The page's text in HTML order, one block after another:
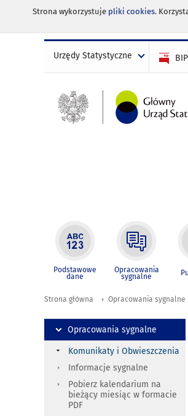
Strona wykorzystuje pliki cookies.
Urzędy Statystyczne BIP
Podstawowe
dane
Opracowania
sygnalne
Strona główna Opracowania sygnalne
Opracowania sygnalne
Komunikaty i Obwieszczenia
Informacje sygnalne
Pobierz kalendarium na
bieżący miesiąc w formacie
PDF